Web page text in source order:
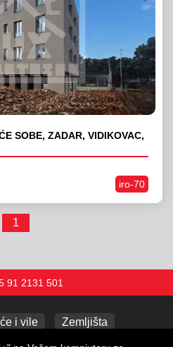
SOBE, ZADAR, VIDIKOVAC,
iro-70
1
91 2131 501
i vile Zemljišta